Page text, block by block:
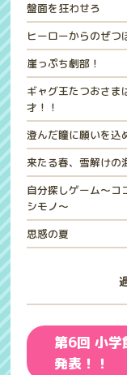
盤面を狂わせろ
ヒーローからのぜつ
崖っぷち劇部！
ギャグ王たつおさま
才！！
澄んだ瞳に願いを込
来たる春、雪解けの
自分探しゲーム～コ
シモノ～
思惑の夏
第6回 小
発表！！